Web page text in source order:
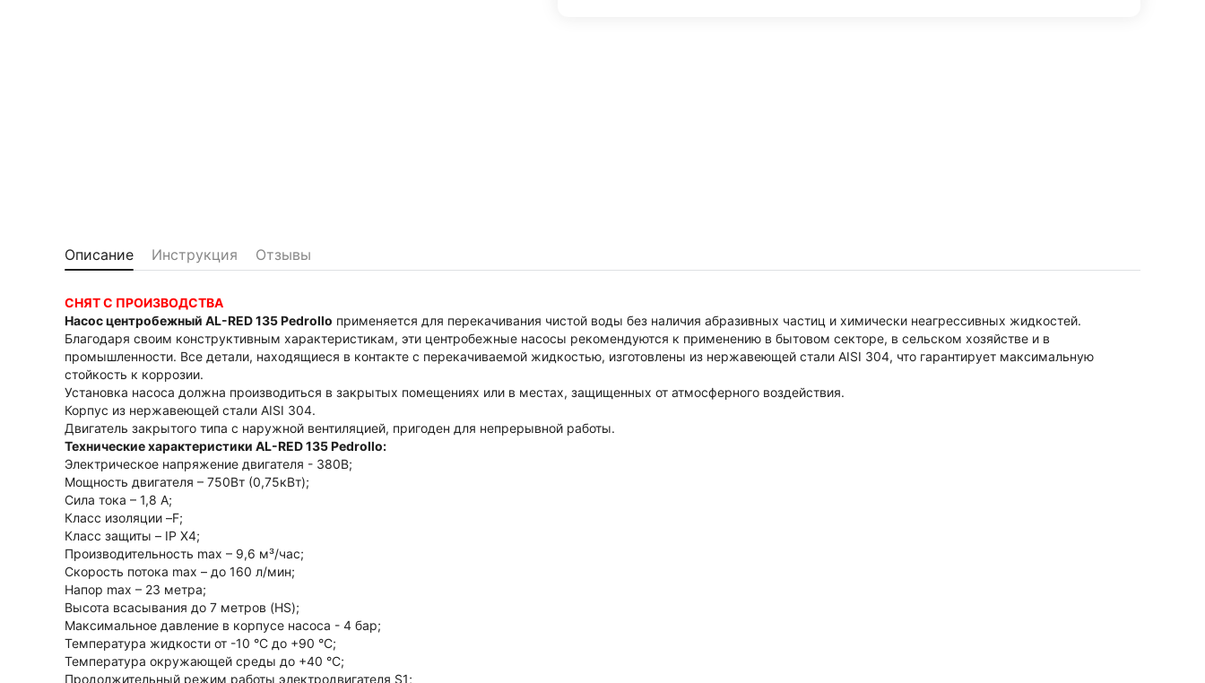
Описание Инструкция Отзывы
СНЯТ С ПРОИЗВОДСТВА
Насос центробежный AL-RED 135 Pedrollo применяется для перекачивания чистой воды без наличия абразивных частиц и химически неагрессивных жидкостей.
Благодаря своим конструктивным характеристикам, эти центробежные насосы рекомендуются к применению в бытовом секторе, в сельском хозяйстве и в
промышленности. Все детали, находящиеся в контакте с перекачиваемой жидкостью, изготовлены из нержавеющей стали AISI 304, что гарантирует максимальную
стойкость к коррозии.
Установка насоса должна производиться в закрытых помещениях или в местах, защищенных от атмосферного воздействия.
Корпус из нержавеющей стали AISI 304.
Двигатель закрытого типа с наружной вентиляцией, пригоден для непрерывной работы.
Технические характеристики AL-RED 135 Pedrollo:
Электрическое напряжение двигателя - 380В;
Мощность двигателя – 750Вт (0,75кВт);
Сила тока – 1,8 А;
Класс изоляции –F;
Класс защиты – IP X4;
Производительность max – 9,6 м³/час;
Скорость потока max – до 160 л/мин;
Напор max – 23 метра;
Высота всасывания до 7 метров (HS);
Максимальное давление в корпусе насоса - 4 бар;
Температура жидкости от -10 °C до +90 °C;
Температура окружающей среды до +40 °C;
Продолжительный режим работы электродвигателя S1;